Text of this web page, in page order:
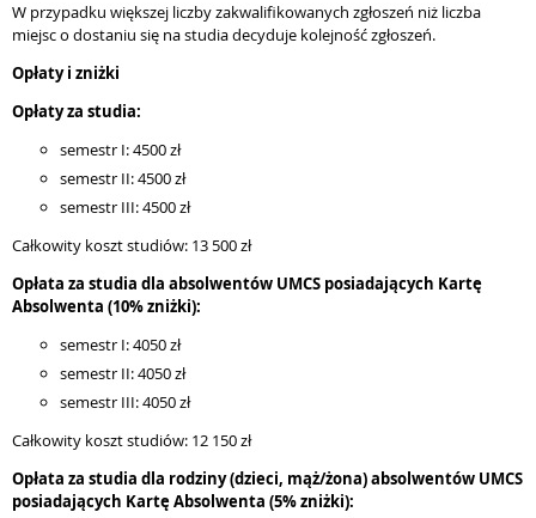
W przypadku większej liczby zakwalifikowanych zgłoszeń niż liczba
miejsc o dostaniu się na studia decyduje kolejność zgłoszeń.
Opłaty i zniżki
Opłaty za studia:
semestr I: 4500 zł
semestr II: 4500 zł
semestr III: 4500 zł
Całkowity koszt studiów: 13 500 zł
Opłata za studia dla absolwentów UMCS posiadających Kartę
Absolwenta (10% zniżki):
semestr I: 4050 zł
semestr II: 4050 zł
semestr III: 4050 zł
Całkowity koszt studiów: 12 150 zł
Opłata za studia dla rodziny (dzieci, mąż/żona) absolwentów UMCS
posiadających Kartę Absolwenta (5% zniżki):